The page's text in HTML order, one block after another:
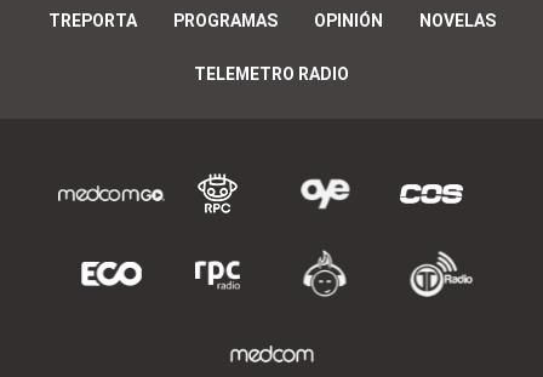
TREPORTA PROGRAMAS OPINIÓN NOVELAS
TELEMETRO RADIO